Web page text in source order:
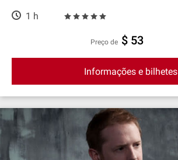
1 h
preço de $ 53
Informações e bilhetes